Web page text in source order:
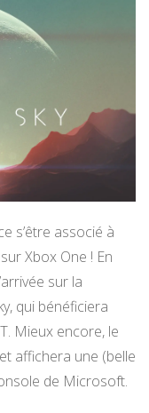
s’être associé à
Xbox One ! En
sur la
qui bénéficiera
Mieux encore, le
affichera une (belle
de Microsoft.